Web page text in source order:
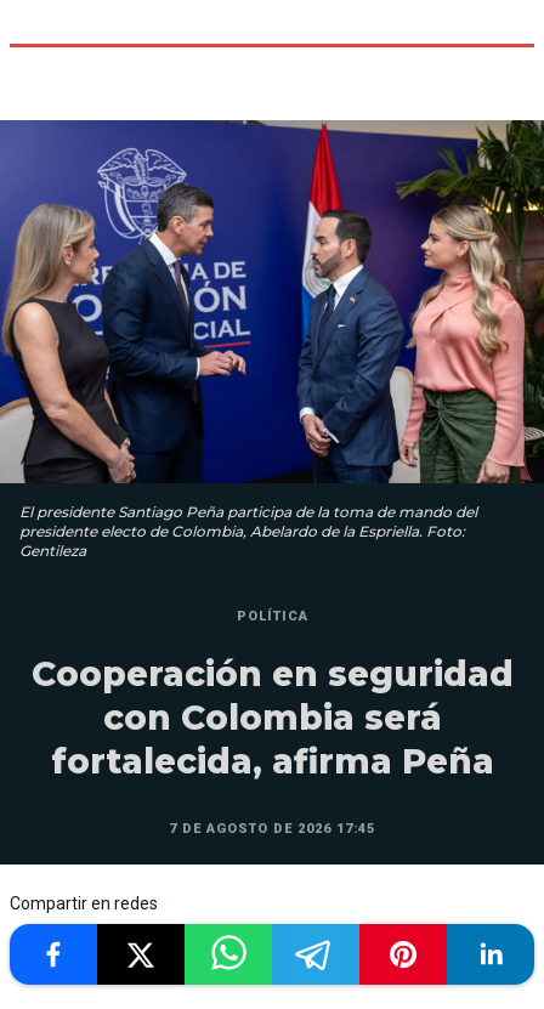
El presidente Santiago Peña participa de la toma de mando del
presidente electo de Colombia, Abelardo de la Espriella. Foto:
Gentileza
POLÍTICA
Cooperación en seguridad
con Colombia será
fortalecida, afirma Peña
7 DE AGOSTO DE 2026 17:45
Compartir en redes